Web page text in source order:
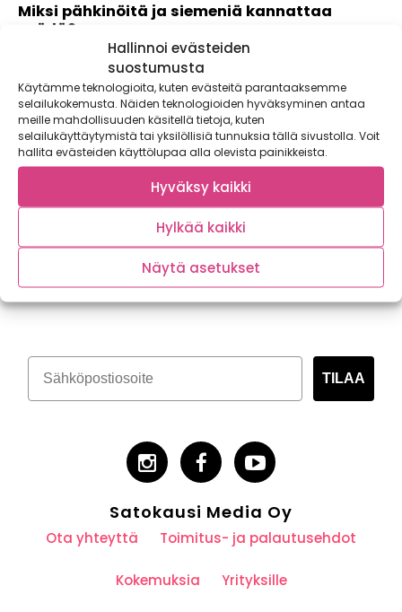
Hallinnoi evästeiden
suostumusta
Käytämme teknologioita, kuten evästeitä parantaaksemme
selailukokemusta. Näiden teknologioiden hyväksyminen antaa
meille mahdollisuuden käsitellä tietoja, kuten
selailukäyttäytymistä tai yksilöllisiä tunnuksia tällä sivustolla. Voit
hallita evästeiden käyttölupaa alla olevista painikkeista.
Hyväksy kaikki
Hylkää kaikki
Näytä asetukset
Miksi pähkinöitä ja siemeniä kannattaa
syödä?
Vaikka pähkinöillä ja siemenillä ei ole selkeää sesonkia, niin
ne ovat osa monipuolista ja...
Tilaa kasvispitoinen uutiskirje
TILAA
Satokausi Media Oy
Ota yhteyttä Toimitus- ja palautusehdot
Kokemuksia Yrityksille